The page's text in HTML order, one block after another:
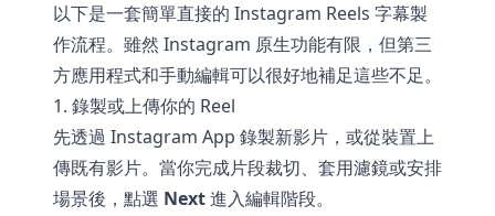
以下是一套簡單直接的 Instagram Reels 字幕製
作流程。雖然 Instagram 原生功能有限，但第三
方應用程式和手動編輯可以很好地補足這些不足。
1. 錄製或上傳你的 Reel
先透過 Instagram App 錄製新影片，或從裝置上
傳既有影片。當你完成片段裁切、套用濾鏡或安排
場景後，點選 Next進入編輯階段。